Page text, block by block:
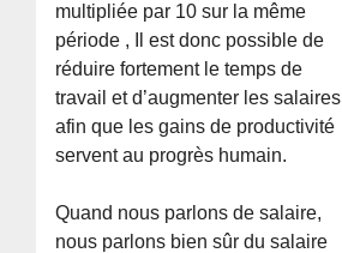
multipliée par 10 sur la même
période , Il est donc possible de
réduire fortement le temps de
travail et d’augmenter les salaires
afin que les gains de productivité
servent au progrès humain.
Quand nous parlons de salaire,
nous parlons bien sûr du salaire